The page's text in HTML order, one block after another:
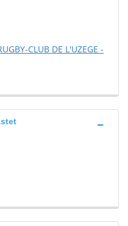
CLUB DE L'UZEGE -